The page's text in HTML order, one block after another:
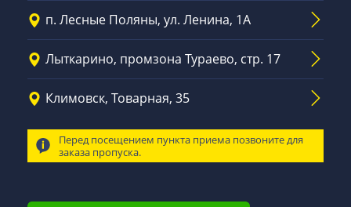
п. Лесные Поляны, ул. Ленина, 1А
Лыткарино, промзона Тураево, стр. 17
Климовск, Товарная, 35
Перед посещением пункта приема позвоните для
заказа пропуска.